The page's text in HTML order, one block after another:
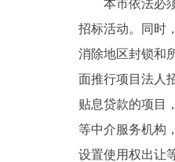
本市依法必须
招标活动。同时
消除地区封锁和
面推行项目法人
贴息贷款的项目
等中介服务机构
设置使用权出让